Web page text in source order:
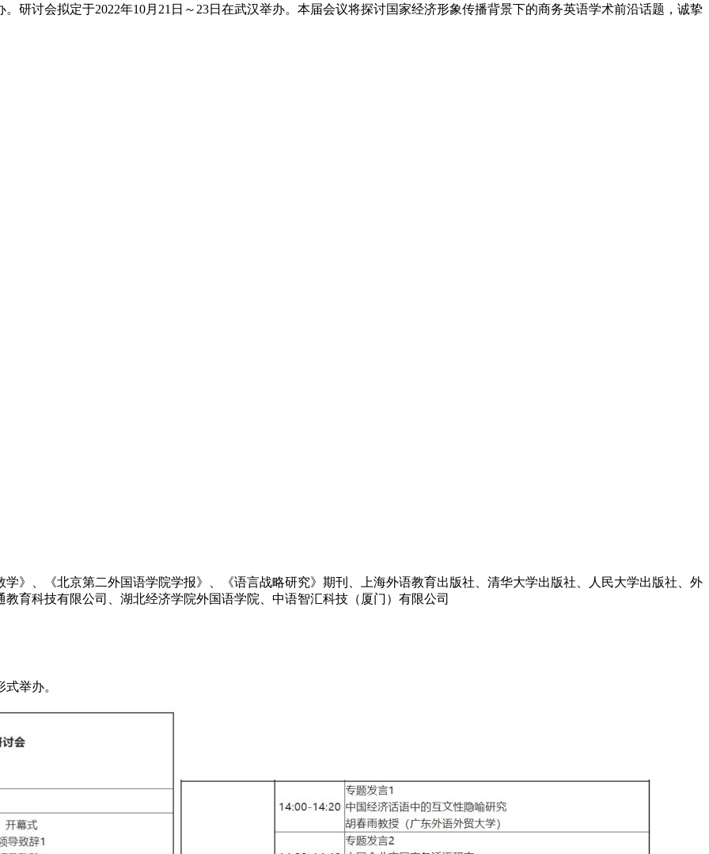
研讨会拟定于2022年10月21日～23日在武汉举办。本届会议将探讨国家经济形象传播背景下的商务英语学术前沿话题，诚挚
》、《北京第二外国语学院学报》、《语言战略研究》期刊、上海外语教育出版社、清华大学出版社、人民大学出版社、外
育科技有限公司、湖北经济学院外国语学院、中语智汇科技（厦门）有限公司
举办。